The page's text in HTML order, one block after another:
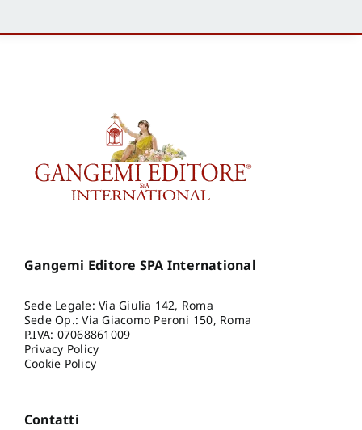
Gangemi Editore SPA International
Sede Legale: Via Giulia 142, Roma
Sede Op.: Via Giacomo Peroni 150, Roma
P.IVA: 07068861009
Privacy Policy
Cookie Policy
Contatti